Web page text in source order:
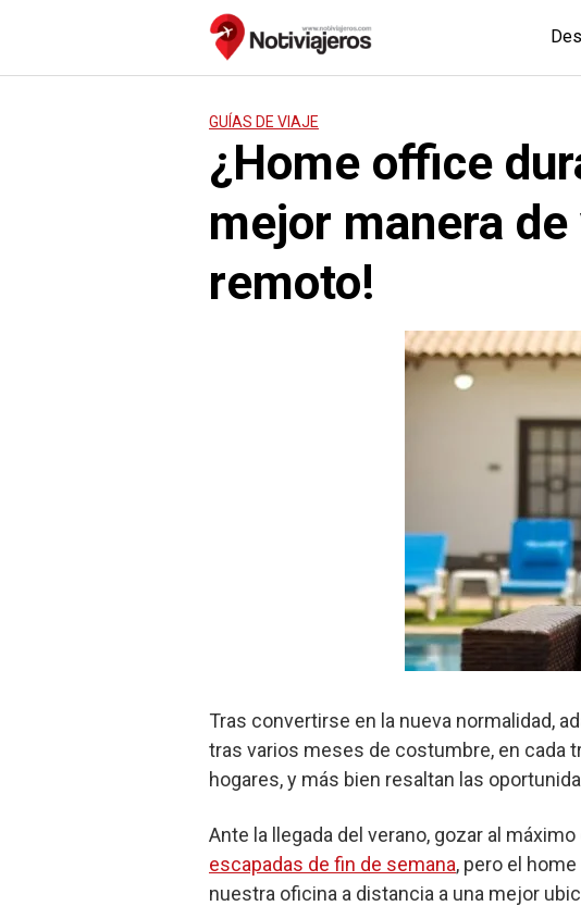
GUÍAS DE VIAJE
¿Home office
mejor manera
remoto!
Tras convertirse en la nueva normalidad,
tras varios meses de costumbre, en cada
hogares, y más bien resaltan las
Ante la llegada del verano, gozar al
escapadas de fin de semana, pero el
nuestra oficina a distancia a una mejor